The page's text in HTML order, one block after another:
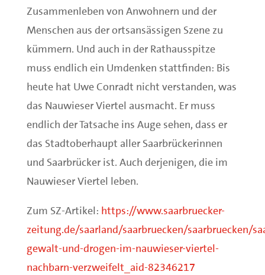
Zusammenleben von Anwohnern und der
Menschen aus der ortsansässigen Szene zu
kümmern. Und auch in der Rathausspitze
muss endlich ein Umdenken stattfinden: Bis
heute hat Uwe Conradt nicht verstanden, was
das Nauwieser Viertel ausmacht. Er muss
endlich der Tatsache ins Auge sehen, dass er
das Stadtoberhaupt aller Saarbrückerinnen
und Saarbrücker ist. Auch derjenigen, die im
Nauwieser Viertel leben.
Zum SZ-Artikel: https://www.saarbruecker-
zeitung.de/saarland/saarbruecken/saarbruecken/
gewalt-und-drogen-im-nauwieser-viertel-
nachbarn-verzweifelt_aid-82346217